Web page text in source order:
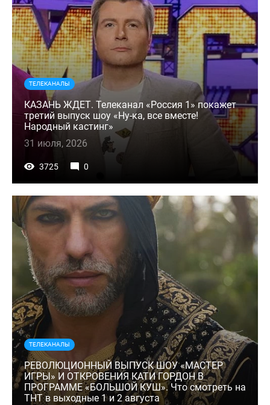
ТЕЛЕКАНАЛЫ
КАЗАНЬ ЖДЕТ. Телеканал «Россия 1» покажет
третий выпуск шоу «Ну-ка, все вместе!
Народный кастинг»
31 июля, 2026
3725 0
ТЕЛЕКАНАЛЫ
РЕВОЛЮЦИОННЫЙ ВЫПУСК ШОУ «МАСТЕР
ИГРЫ» И ОТКРОВЕНИЯ КАТИ ГОРДОН В
ПРОГРАММЕ «БОЛЬШОЙ КУШ». Что смотреть на
ТНТ в выходные 1 и 2 августа